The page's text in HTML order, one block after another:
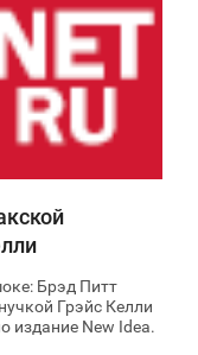
Брэд Питт
Грэйс Келли
издание New Ideа.